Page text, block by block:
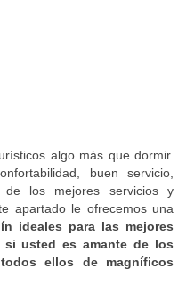
algo más que dormir.
buen servicio,
de los mejores servicios y
apartado le ofrecemos una
ideales para las mejores
si usted es amante de los
ellos de magníficos